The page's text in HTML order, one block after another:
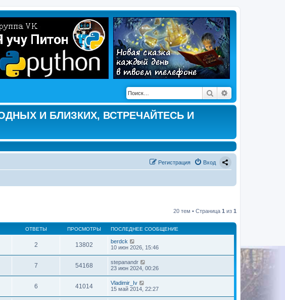
Поиск
И БЛИЗКИХ, ВСТРЕЧАЙТЕСЬ И
Вход
Регистрация
20 тем • Страница 1 из 1
ОТВЕТЫ ПРОСМОТРЫ ПОСЛЕДНЕЕ СООБЩЕНИЕ
2 13802
berdck
10 июн 2026, 15:46
7 54168
stepanandr
23 июн 2024, 00:26
6 41014
Vladimir_Iv
15 май 2014, 22:27